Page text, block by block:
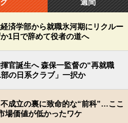
週間
済学部から就職氷河期にリクルー
1日で辞めて役者の道へ
官誕生へ 森保一監督の“再就職
の日系クラブ」一択か
成立の裏に致命的な“前科”…ここ
場価値が低かったワケ